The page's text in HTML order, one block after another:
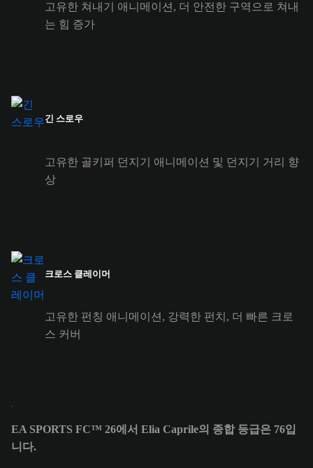
고유한 쳐내기 애니메이션, 더 안전한 구역으로 쳐내
는 힘 증가
긴 스로우
고유한 골키퍼 던지기 애니메이션 및 던지기 거리 향
상
크로스 클레이머
고유한 펀칭 애니메이션, 강력한 펀치, 더 빠른 크로
스 커버
EA SPORTS FC™ 26에서 Elia Caprile의 종합 등급은 76입
니다.